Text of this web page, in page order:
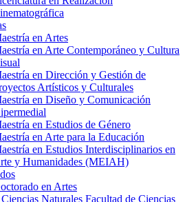
en Artes
en Arte Contemporáneo y Cultura
en Dirección y Gestión de
Artísticos y Culturales
en Diseño y Comunicación
en Estudios de Género
en Arte para la Educación
en Estudios Interdisciplinarios en
y Humanidades (MEIAH)
en Artes
Facultad de Ciencias